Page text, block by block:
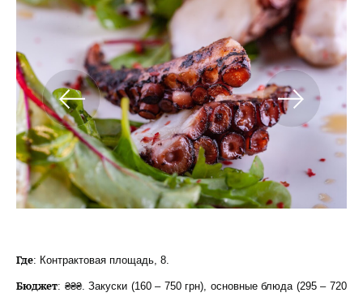
Где: Контрактовая площадь, 8.
Бюджет: ₴₴₴. Закуски (160 – 750 грн), основные блюда (295 – 720